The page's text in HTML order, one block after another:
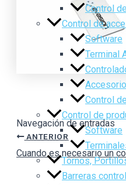
Control
Control de
Software
Terminal
Control
Control de
Software
Tornos,
Barreras
Navegación de entradas
ANTERIOR
Cuando es necesario un